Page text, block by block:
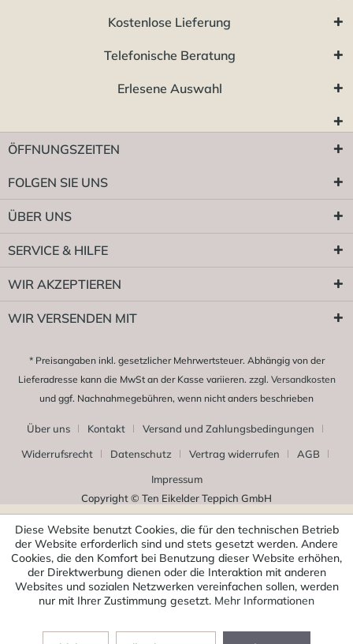
Kostenlose Lieferung
Telefonische Beratung
Erlesene Auswahl
ÖFFNUNGSZEITEN
FOLGEN SIE UNS
ÜBER UNS
SERVICE & HILFE
WIR AKZEPTIEREN
WIR VERSENDEN MIT
* Preisangaben inkl. gesetzlicher Mehrwertsteuer. Abhängig von der
Lieferadresse kann die MwSt an der Kasse variieren. zzgl. Versandkosten
und ggf. Nachnahmegebühren, wenn nicht anders beschrieben
Über uns Kontakt
Versand und Zahlungsbedingungen
Widerrufsrecht
Datenschutz Vertrag widerrufen
AGB
Impressum
Copyright © Ten Eikelder Teppich GmbH
Diese Website benutzt Cookies, die für den technischen Betrieb
der Website erforderlich sind und stets gesetzt werden. Andere
Cookies, die den Komfort bei Benutzung dieser Website erhöhen,
der Direktwerbung dienen oder die Interaktion mit anderen
Websites und sozialen Netzwerken vereinfachen sollen, werden
nur mit Ihrer Zustimmung gesetzt. Mehr Informationen